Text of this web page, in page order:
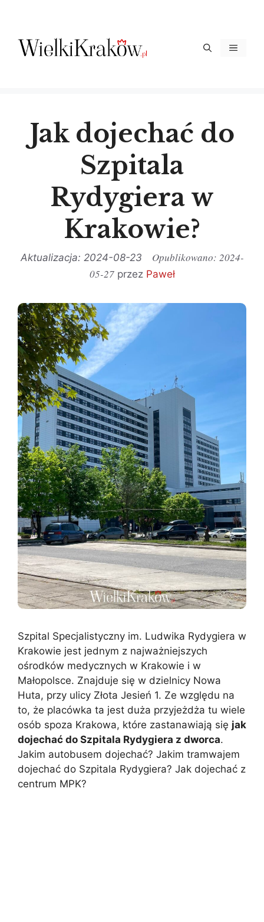
treści
Menu
Jak dojechać do
Szpitala
Rydygiera w
Krakowie?
2024-08-23
2024-
05-27 przez Paweł
Szpital Specjalistyczny im. Ludwika Rydygiera w
Krakowie jest jednym z najważniejszych
ośrodków medycznych w Krakowie i w
Małopolsce. Znajduje się w dzielnicy Nowa
Huta, przy ulicy Złota Jesień 1. Ze względu na
to, że placówka ta jest duża przyjeżdża tu wiele
osób spoza Krakowa, które zastanawiają się jak
dojechać do Szpitala Rydygiera z dworca.
Jakim autobusem dojechać? Jakim tramwajem
dojechać do Szpitala Rydygiera? Jak dojechać z
centrum MPK?